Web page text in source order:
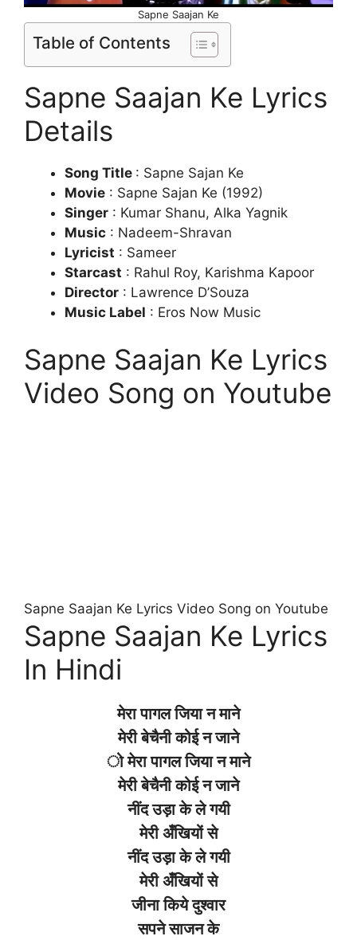
Sapne Saajan Ke
Table of Contents
Sapne Saajan Ke Lyrics
Details
Song Title : Sapne Sajan Ke
Movie : Sapne Sajan Ke (1992)
Singer : Kumar Shanu, Alka Yagnik
Music : Nadeem-Shravan
Lyricist : Sameer
Starcast : Rahul Roy, Karishma Kapoor
Director : Lawrence D’Souza
Music Label : Eros Now Music
Sapne Saajan Ke Lyrics
Video Song on Youtube
Sapne Saajan Ke Lyrics Video Song on Youtube
Sapne Saajan Ke Lyrics
In Hindi
मेरा पागल जिया न माने
मेरी बेचैनी कोई न जाने
ो मेरा पागल जिया न माने
मेरी बेचैनी कोई न जाने
नींद उड़ा के ले गयी
मेरी अँखियों से
नींद उड़ा के ले गयी
मेरी अँखियों से
जीना किये दुश्वार
सपने साजन के